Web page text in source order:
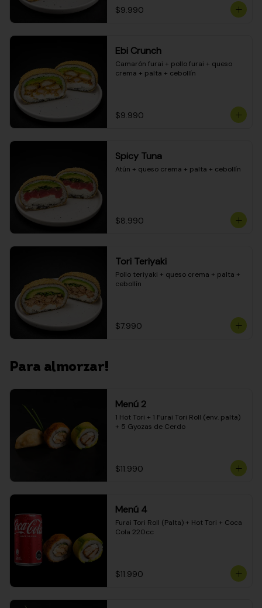
$9.990
Ebi Crunch
Camarón furai + pollo furai + queso
crema + palta + cebollín
$9.990
Spicy Tuna
Atún + queso crema + palta + cebollín
$8.990
Tori Teriyaki
Pollo teriyaki + queso crema + palta +
cebollín
$7.990
Para almorzar!
Menú 2
1 Hot Tori + 1 Furai Tori Roll (env. palta)
+ 5 Gyozas de Cerdo
$11.990
Menú 4
Furai Tori Roll (Palta) + Hot Tori + Coca
Cola 220cc
$11.990